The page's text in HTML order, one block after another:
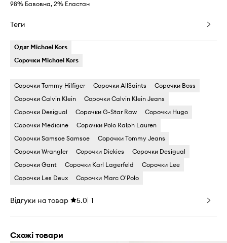
98% Бавовна, 2% Еластан
Теги
Одяг Michael Kors
Сорочки Michael Kors
Сорочки Tommy Hilfiger Сорочки AllSaints
Сорочки Boss
Сорочки Calvin Klein
Сорочки Calvin Klein Jeans
Сорочки Desigual
Сорочки G-Star Raw
Сорочки Hugo
Сорочки Medicine
Сорочки Polo Ralph Lauren
Сорочки Samsoe Samsoe
Сорочки Tommy Jeans
Сорочки Wrangler
Сорочки Dickies
Сорочки Desigual
Сорочки Gant
Сорочки Karl Lagerfeld
Сорочки Lee
Сорочки Les Deux
Сорочки Marc O'Polo
Відгуки на товар 5.0 1
Схожі товари